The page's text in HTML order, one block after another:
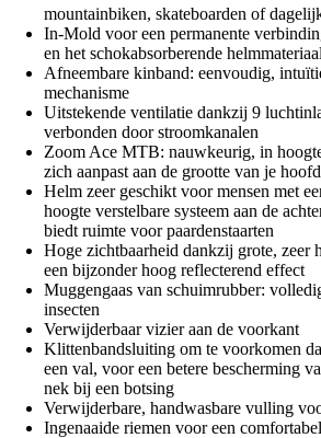
mountainbiken, skateboarden of
In-Mold voor een permanente
en het schokabsorberende
Afneembare kinband: eenvoudig,
mechanisme
Uitstekende ventilatie dankzij 9
verbonden door stroomkanalen
Zoom Ace MTB: nauwkeurig, in
zich aanpast aan de grootte van je hoofd
Helm zeer geschikt voor mensen met
hoogte verstelbare systeem aan de
biedt ruimte voor paardenstaarten
Hoge zichtbaarheid dankzij grote, zeer
een bijzonder hoog reflecterend effect
Muggengaas van schuimrubber:
insecten
Verwijderbaar vizier aan de voorkant
Klittenbandsluiting om te voorkomen
een val, voor een betere bescherming
nek bij een botsing
Verwijderbare, handwasbare vulling
Ingenaaide riemen voor een